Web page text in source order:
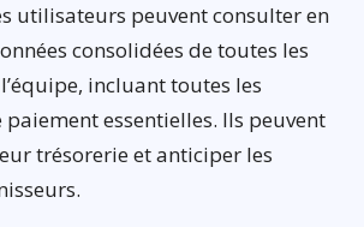
utilisateurs peuvent consulter en
consolidées de toutes les
incluant toutes les
essentielles. Ils peuvent
trésorerie et anticiper les